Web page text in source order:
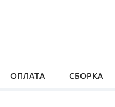
ОПЛАТА СБОРКА